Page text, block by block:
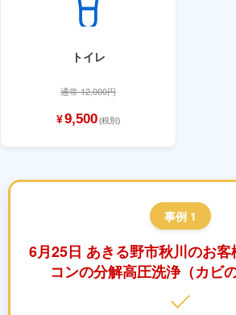
トイレ
通常 12,000円
¥9,500(税別)
事例 1
6月25日 あきる野市秋川のお
コンの分解高圧洗浄（カビ